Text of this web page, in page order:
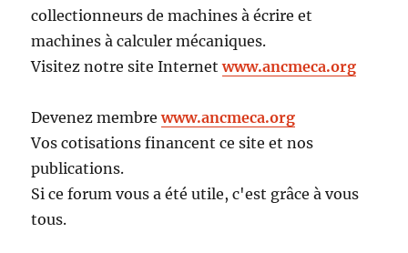
collectionneurs de machines à écrire et
machines à calculer mécaniques.
Visitez notre site Internetwww.ancmeca.org
Devenez membrewww.ancmeca.org
Vos cotisations financent ce site et nos
publications.
Si ce forum vous a été utile, c'est grâce à vous
tous.